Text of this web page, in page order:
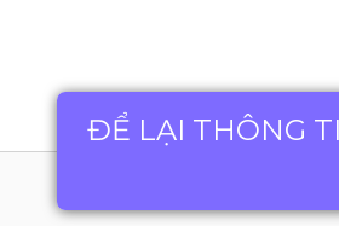
ĐỂ LẠI THÔNG